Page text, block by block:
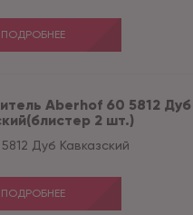
ПОДРОБНЕЕ
Aberhof 60 5812 Дуб
2 шт.)
5812 Дуб Кавказский
ПОДРОБНЕЕ